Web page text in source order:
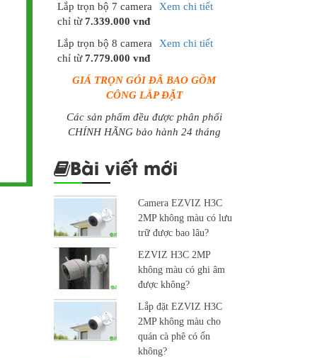
Lắp trọn bộ 7 camera
chỉ từ7.339.000 vnđ
Xem chi tiết
Lắp trọn bộ 8 camera
chỉ từ7.779.000 vnđ
Xem chi tiết
GIÁ TRỌN GÓI ĐÃ BAO GỒM
CÔNG LẮP ĐẶT
Các sản phẩm đều được phân phối
CHÍNH HÃNG bảo hành 24 tháng
Bài viết mới
Camera EZVIZ H3C
2MP không màu có lưu
trữ được bao lâu?
EZVIZ H3C 2MP
không màu có ghi âm
được không?
Lắp đặt EZVIZ H3C
2MP không màu cho
quán cà phê có ổn
không?